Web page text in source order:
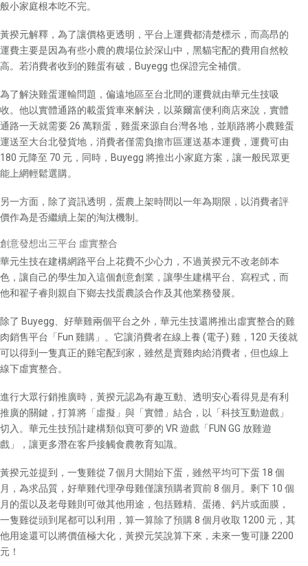
般小家庭根本吃不完。
黃揆元解釋，為了讓價格更透明，平台上運費都清楚標示，而高昂的
運費主要是因為有些小農的農場位於深山中，黑貓宅配的費用自然較
高。若消費者收到的雞蛋有破，Buyegg 也保證完全補償。
為了解決雞蛋運輸問題，偏遠地區至台北間的運費就由華元生技吸
收。他以實體通路的載蛋貨車來解決，以萊爾富便利商店來說，實體
通路一天就需要 26 萬顆蛋，雞蛋來源自台灣各地，並順路將小農雞蛋
運送至大台北發貨地，消費者僅需負擔市區運送基本運費，運費可由
180 元降至 70 元，同時，Buyegg 將推出小家庭方案，讓一般民眾更
能上網輕鬆選購。
另一方面，除了資訊透明，蛋農上架時間以一年為期限，以消費者評
價作為是否繼續上架的淘汰機制。
創意發想出三平台 虛實整合
華元生技在建構網路平台上花費不少心力，不過黃揆元不改老師本
色，讓自己的學生加入這個創意創業，讓學生建構平台、寫程式，而
他和翟子睿則親自下鄉去找蛋農談合作及其他業務發展。
除了 Buyegg、好華雞兩個平台之外，華元生技還將推出虛實整合的雞
肉銷售平台「Fun 雞購」。它讓消費者在線上養 (電子) 雞，120 天後就
可以得到一隻真正的雞宅配到家，雖然是賣雞肉給消費者，但也線上
線下虛實整合。
進行大眾行銷推廣時，黃揆元認為有趣互動、透明安心看得見是有利
推廣的關鍵，打算將「虛擬」與「實體」結合，以「科技互動遊戲」
切入。華元生技預計建構類似寶可夢的 VR 遊戲「FUN GG 放雞遊
戲」，讓更多潛在客戶接觸食農教育知識。
黃揆元並提到，一隻雞從 7 個月大開始下蛋，雖然平均可下蛋 18 個
月，為求品質，好華雞代理孕母雞僅讓預購者買前 8 個月。剩下 10 個
月的蛋以及老母雞則可做其他用途，包括雞精、蛋捲、鈣片或面膜，
一隻雞從頭到尾都可以利用，算一算除了預購 8 個月收取 1200 元，其
他用途還可以將價值極大化，黃揆元笑說算下來，未來一隻可賺 2200
元！